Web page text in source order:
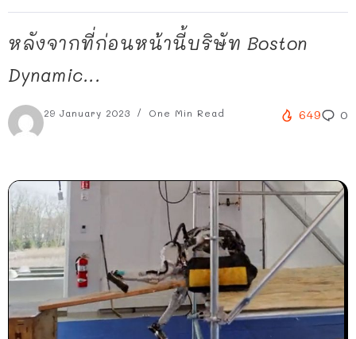
หลังจากที่ก่อนหน้านี้บริษัท Boston
Dynamic...
29 January 2023 One Min Read 649 0